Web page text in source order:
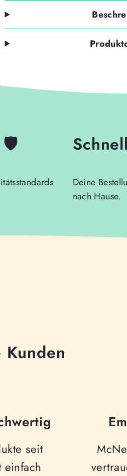
🛡️
Deine
nach Hause.
Kunden
seit
einfach